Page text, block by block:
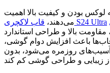
لوکس بودن و کیفیت بالا اهمیت
می‌دهند، قاب لاکچری S24 Ultra
مقاومت بالا و طراحی استاندارد
قاب‌ها باعث افزایش دوام گوشی،
روزمره می‌شود، بدون